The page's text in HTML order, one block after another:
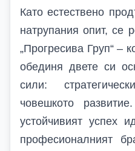
Като естествено
натрупания опит, се
„Прогресива Груп“ –
обединя двете си
сили:
човешкото
устойчивият успех
професионалният